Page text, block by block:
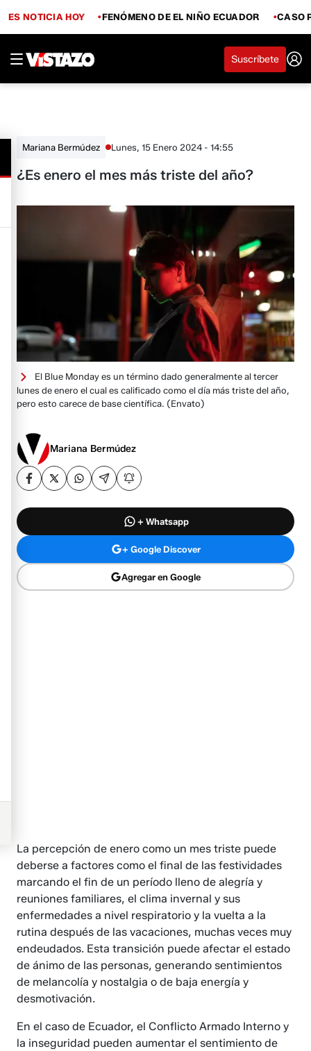
ES NOTICIA HOY FENÓMENO DE EL NIÑO ECUADOR CASO
Suscríbete
Mariana Bermúdez Lunes, 15 Enero 2024 - 14:55
¿Es enero el mes más triste del año?
El Blue Monday es un término dado generalmente al tercer
lunes de enero el cual es calificado​ como el día más triste del año,
pero esto carece de base científica. (Envato)
Mariana Bermúdez
+ Whatsapp
+ Google Discover
Agregar en Google
La percepción de enero como un mes triste puede
deberse a factores como el final de las festividades
marcando el fin de un período lleno de alegría y
reuniones familiares, el clima invernal y sus
enfermedades a nivel respiratorio y la vuelta a la
rutina después de las vacaciones, muchas veces muy
endeudados. Esta transición puede afectar el estado
de ánimo de las personas, generando sentimientos
de melancolía y nostalgia o de baja energía y
desmotivación.
En el caso de Ecuador, el Conflicto Armado Interno y
la inseguridad pueden aumentar el sentimiento de